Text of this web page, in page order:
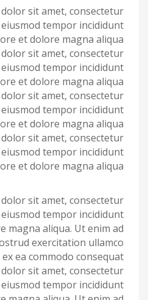
sit amet, consectetur
tempor incididunt
et dolore magna aliqua.
sit amet, consectetur
tempor incididunt
et dolore magna aliqua.
sit amet, consectetur
tempor incididunt
et dolore magna aliqua.
sit amet, consectetur
tempor incididunt
et dolore magna aliqua.
sit amet, consectetur
tempor incididunt
magna aliqua. Ut enim ad
exercitation ullamco
ea commodo consequat.
sit amet, consectetur
tempor incididunt